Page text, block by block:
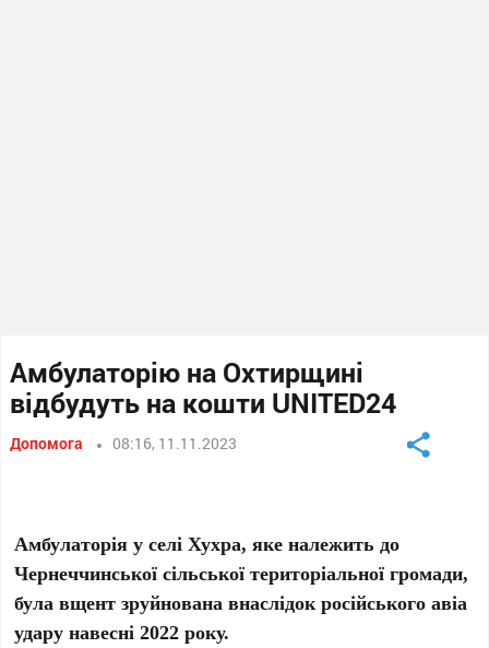
Амбулаторію на Охтирщині
відбудуть на кошти UNITED24
Допомога 08:16, 11.11.2023
Амбулаторія у селі Хухра, яке належить до
Чернеччинської сільської територіальної громади,
була вщент зруйнована внаслідок російського авіа
удару навесні 2022 року.